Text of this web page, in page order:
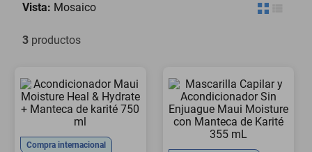
Vista: Mosaico
3 productos
Compra internacional